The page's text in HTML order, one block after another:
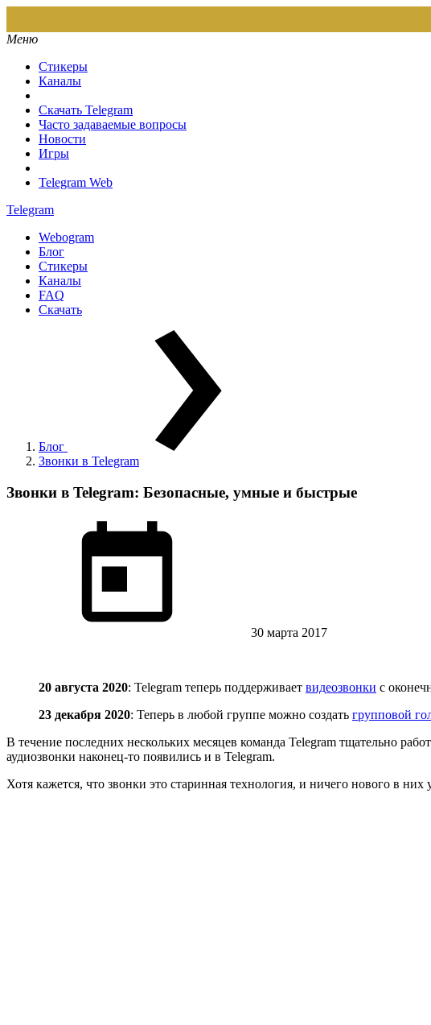
Меню
Стикеры
Каналы
Скачать Telegram
Часто задаваемые вопросы
Новости
Игры
Telegram Web
Telegram
Webogram
Блог
Стикеры
Каналы
FAQ
Скачать
Блог
Звонки в Telegram
Звонки в Telegram: Безопасные, умные и быстрые
30 марта 2017
20 августа 2020: Telegram теперь поддерживает видеозвонки с
23 декабря 2020: Теперь в любой группе можно создать групповой
В течение последних нескольких месяцев команда Telegram тщательно
аудиозвонки наконец-то появились и в Telegram.
Хотя кажется, что звонки это старинная технология, и ничего нового в